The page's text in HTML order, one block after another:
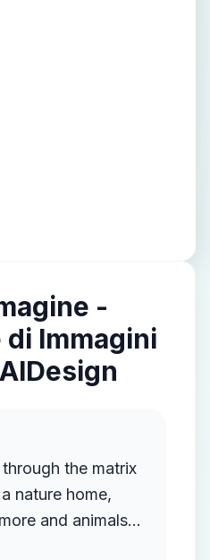
-
Immagini
the matrix
nature home,
and animals